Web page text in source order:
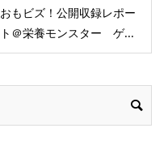
おもビズ！公開収録レポー
ト＠栄養モンスター ゲ...